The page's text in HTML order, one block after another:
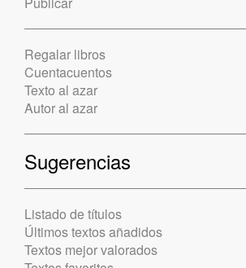
Regalar libros
Cuentacuentos
Texto al azar
Autor al azar
Sugerencias
Listado de títulos
Últimos textos añadidos
Textos mejor valorados